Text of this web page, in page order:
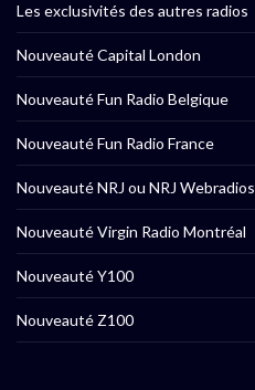
Les exclusivités des autres radios
Nouveauté Capital London
Nouveauté Fun Radio Belgique
Nouveauté Fun Radio France
Nouveauté NRJ ou NRJ Webradios
Nouveauté Virgin Radio Montréal
Nouveauté Y100
Nouveauté Z100